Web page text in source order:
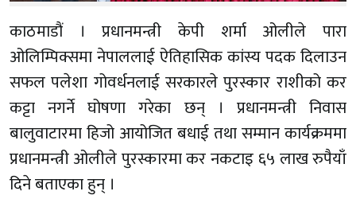
काठमाडौं । प्रधानमन्त्री केपी शर्मा ओलीले पारा
ओलिम्पिक्समा नेपाललाई ऐतिहासिक कांस्य पदक दिलाउन
सफल पलेशा गोवर्धनलाई सरकारले पुरस्कार राशीको कर
कट्टा नगर्ने घोषणा गरेका छन् । प्रधानमन्त्री निवास
बालुवाटारमा हिजो आयोजित बधाई तथा सम्मान कार्यक्रममा
प्रधानमन्त्री ओलीले पुरस्कारमा कर नकटाइ ६५ लाख रुपैयाँ
दिने बताएका हुन् ।